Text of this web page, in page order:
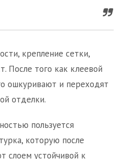
крепление сетки,
После того как клеевой
ошкуривают и переходят
отделки.
пользуется
которую после
слоем устойчивой к